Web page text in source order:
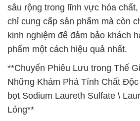
sâu rộng trong lĩnh vực hóa
chỉ cung cấp sản phẩm mà còn
kinh nghiệm để đảm bảo khách
phẩm một cách hiệu quả nhất.
**Chuyến Phiêu Lưu trong Thế
Những Khám Phá Tính Chất
bọt Sodium Laureth Sulfate \
Lỏng**